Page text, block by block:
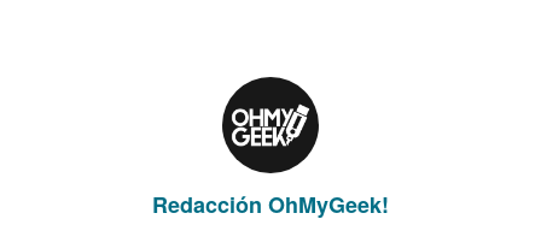
Redacción OhMyGeek!